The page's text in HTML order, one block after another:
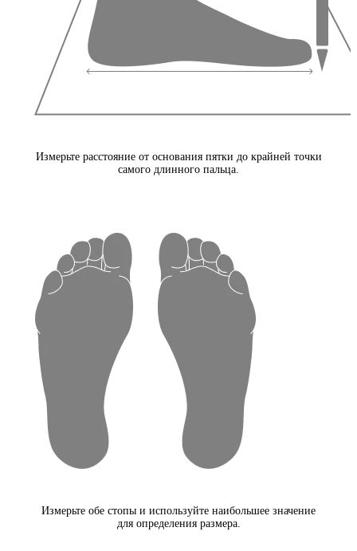
Измерьте расстояние от основания пятки до крайней точки
самого длинного пальца.
Измерьте обе стопы и используйте наибольшее значение
для определения размера.